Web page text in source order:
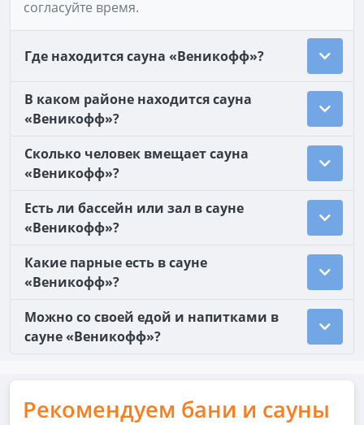
согласуйте время.
Где находится сауна «Веникофф»?
В каком районе находится сауна
«Веникофф»?
Сколько человек вмещает сауна
«Веникофф»?
Есть ли бассейн или зал в сауне
«Веникофф»?
Какие парные есть в сауне
«Веникофф»?
Можно со своей едой и напитками в
сауне «Веникофф»?
Рекомендуем бани и сауны